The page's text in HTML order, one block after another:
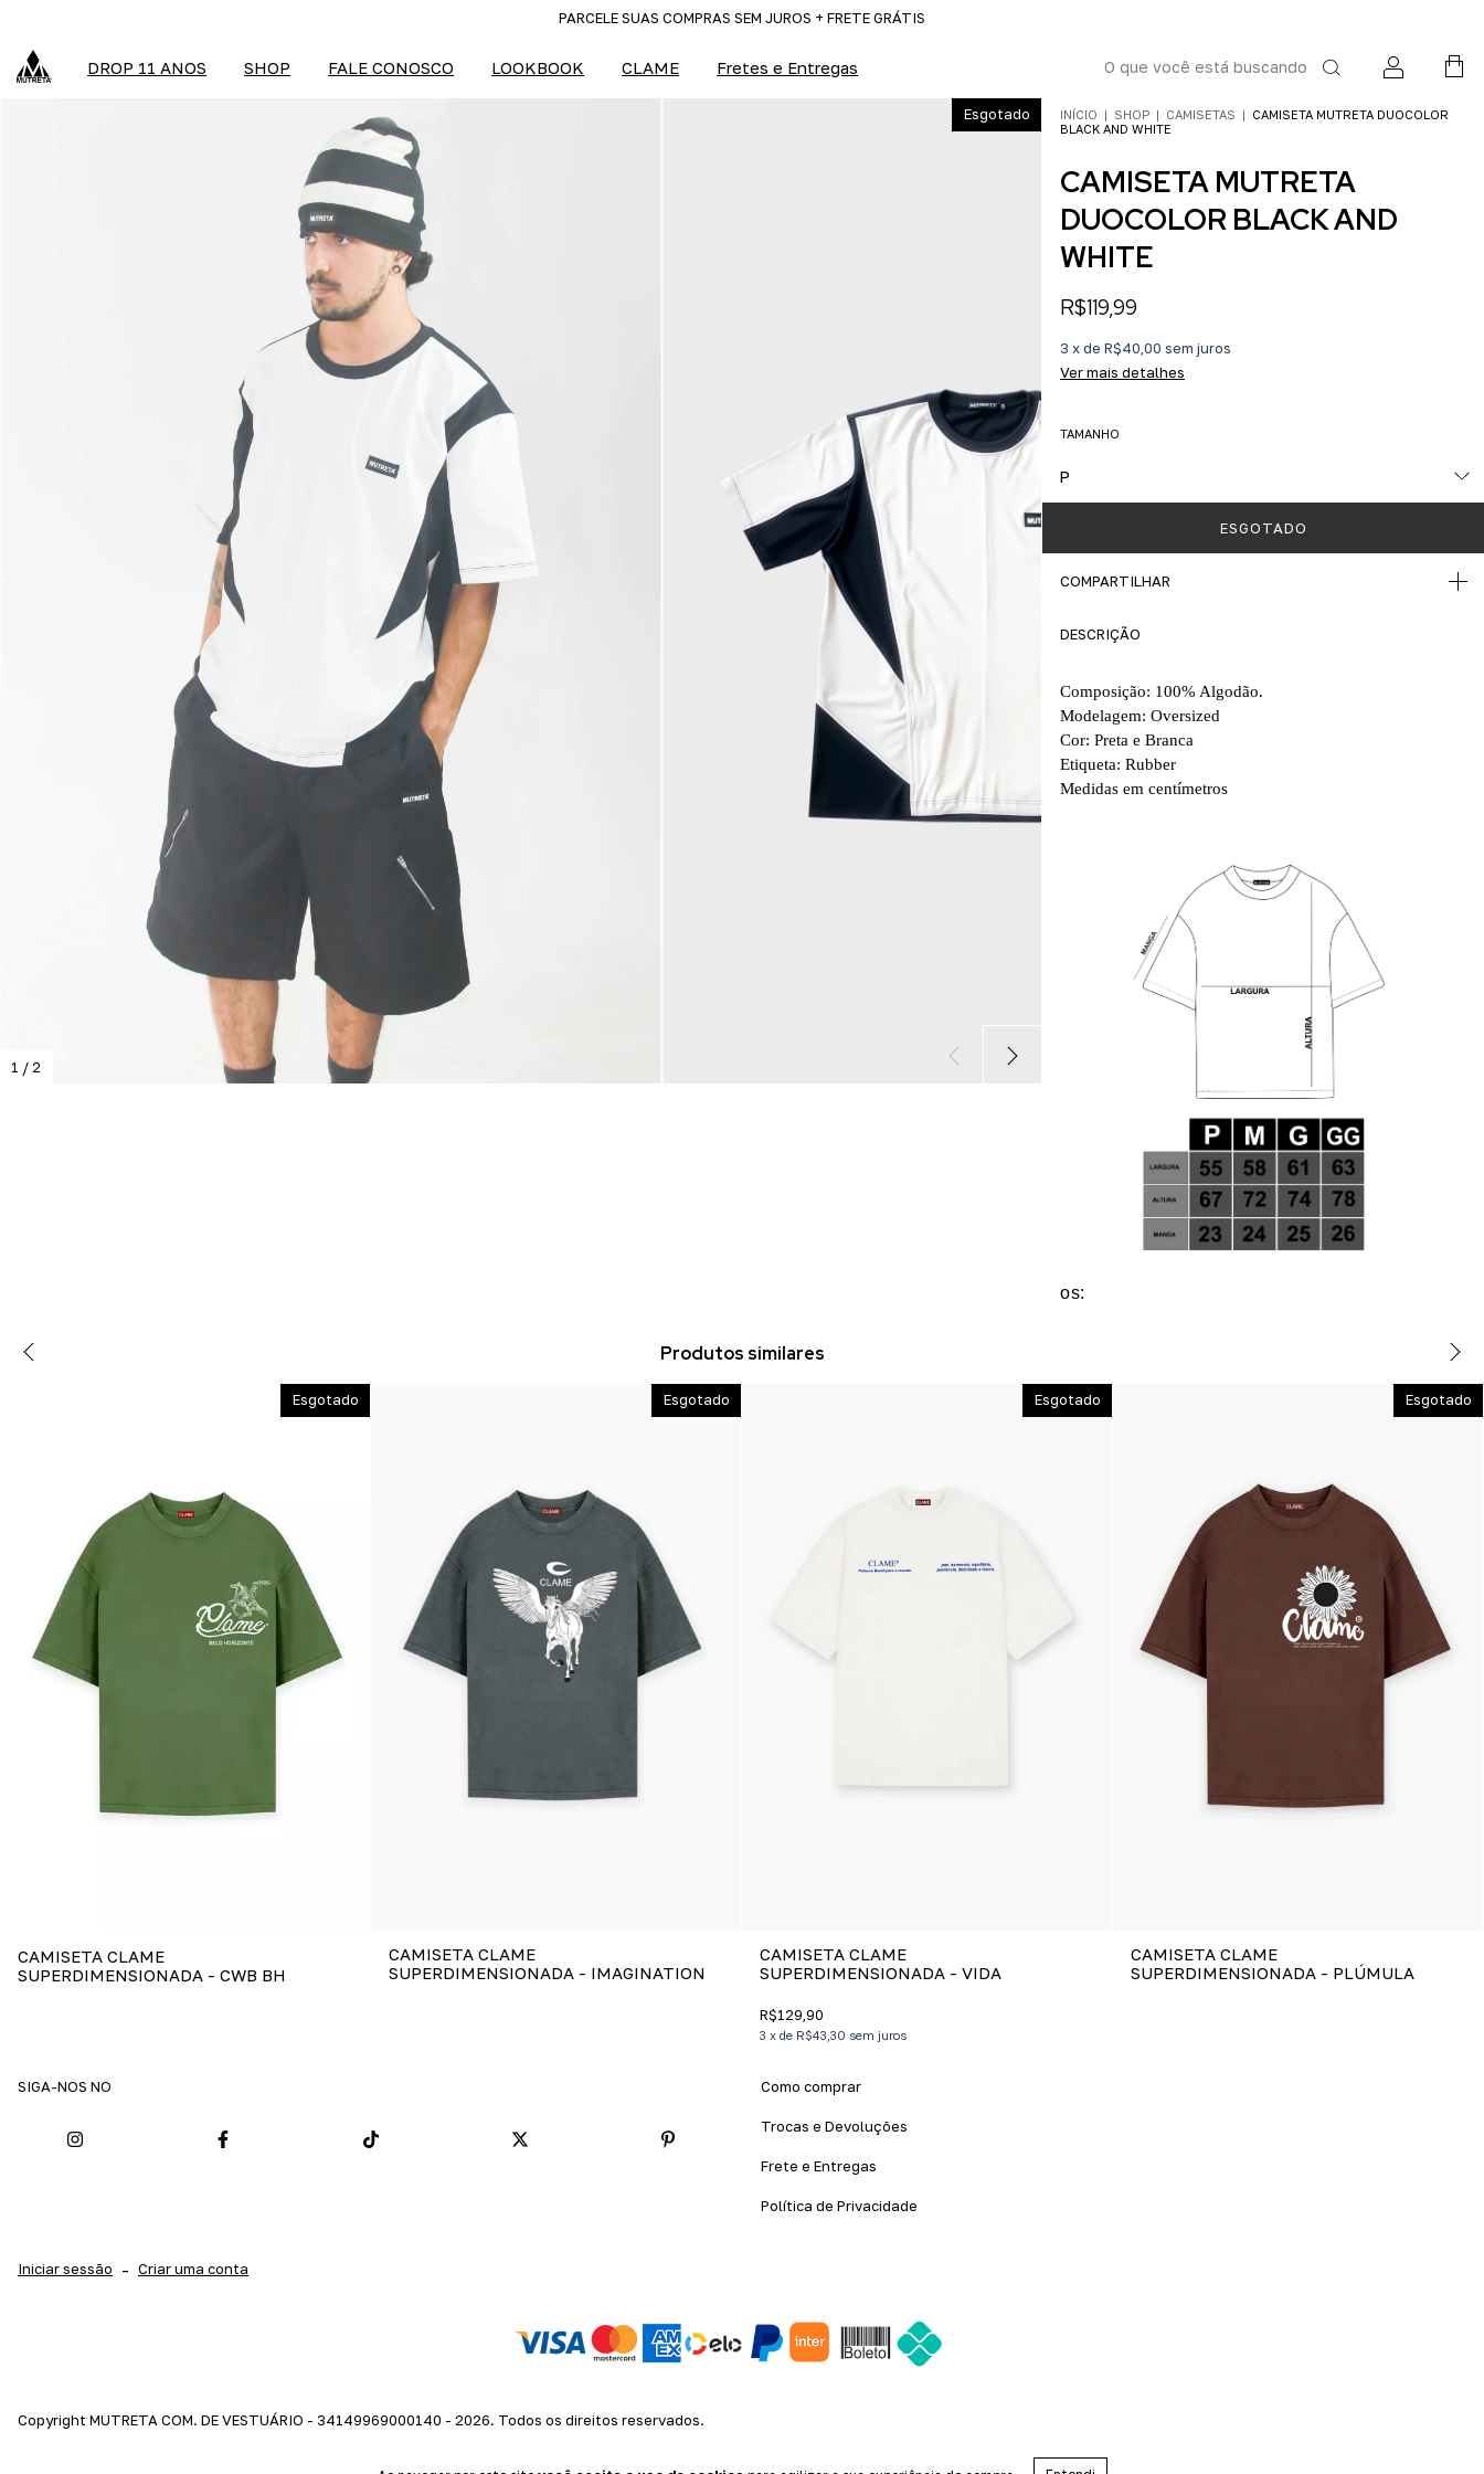
PARCELE SUAS COMPRAS SEM JUROS + FRETE GRÁTIS
DROP 11 ANOS SHOP FALE CONOSCO LOOKBOOK CLAME Fretes e Entregas
Esgotado
1 /2
INÍCIO | SHOP | CAMISETAS |
CAMISETA MUTRETA DUOCOLOR
BLACK AND WHITE
CAMISETA MUTRETA
DUOCOLOR BLACK AND
WHITE
R$119,99
3 xde R$40,00 sem juros
Ver mais detalhes
TAMANHO
COMPARTILHAR
DESCRIÇÃO
Composição: 100% Algodão.
Modelagem: Oversized
Cor: Preta e Branca
Etiqueta: Rubber
Medidas em centímetros
os:
Produtos similares
Esgotado
CAMISETA CLAME
SUPERDIMENSIONADA - CWB BH
Esgotado
CAMISETA CLAME
SUPERDIMENSIONADA - IMAGINATION
Esgotado
CAMISETA CLAME
SUPERDIMENSIONADA - VIDA
R$129,90
3 x de R$43,30 sem juros
Esgotado
CAMISETA CLAME
SUPERDIMENSIONADA - PLÚMULA
SIGA-NOS NO Como comprar
Trocas e Devoluções
Frete e Entregas
Política de Privacidade
Iniciar sessão - Criar uma conta
Copyright MUTRETA COM. DE VESTUÁRIO - 34149969000140 - 2026. Todos os direitos reservados.